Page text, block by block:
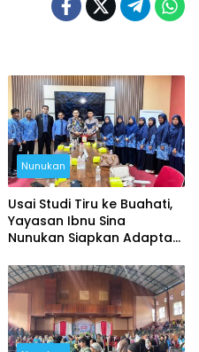
Nunukan
Usai Studi Tiru ke Buahati,
Yayasan Ibnu Sina
Nunukan Siapkan Adaptasi